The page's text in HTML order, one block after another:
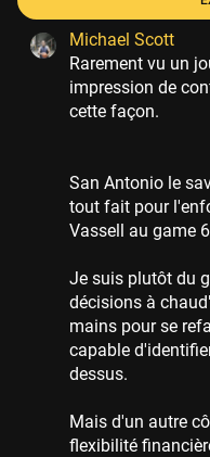
Michael Scott
Rarement vu un
impression de
cette façon.
San Antonio le
tout fait pour
Vassell au game
Je suis plutôt du
décisions à
mains pour se
capable
dessus.
Mais d'un autre
flexibilité